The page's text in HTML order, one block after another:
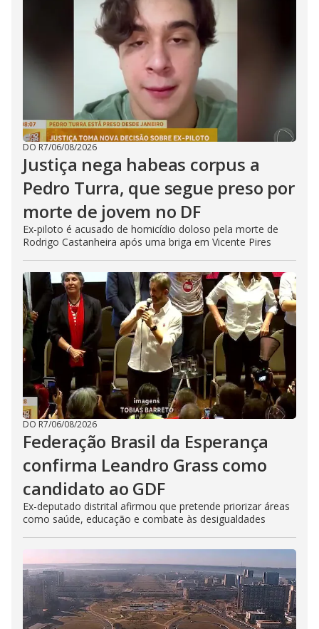
DO R7/06/08/2026
Justiça nega habeas corpus a
Pedro Turra, que segue preso por
morte de jovem no DF
Ex-piloto é acusado de homicídio doloso pela morte de
Rodrigo Castanheira após uma briga em Vicente Pires
DO R7/06/08/2026
Federação Brasil da Esperança
confirma Leandro Grass como
candidato ao GDF
Ex-deputado distrital afirmou que pretende priorizar áreas
como saúde, educação e combate às desigualdades